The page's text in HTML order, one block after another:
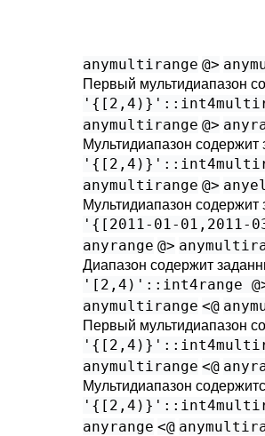
anymultirange @>
Первый мультидиапазон
anymultirange @>
Мультидиапазон
anymultirange @>
Мультидиапазон
'{[2011-01-01,2011-
anyrange @>
Диапазон содержит
'[2,4)'::int4range
anymultirange <@
Первый мультидиапазон
anymultirange <@
Мультидиапазон
anyrange <@